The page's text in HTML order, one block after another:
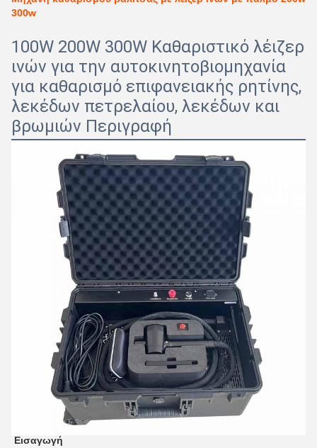
300w
100W 200W 300W Καθαριστικό λέιζερ
ινών για την αυτοκινητοβιομηχανία
για καθαρισμό επιφανειακής ρητίνης,
λεκέδων πετρελαίου, λεκέδων και
βρωμιών Περιγραφή
Εισαγωγή